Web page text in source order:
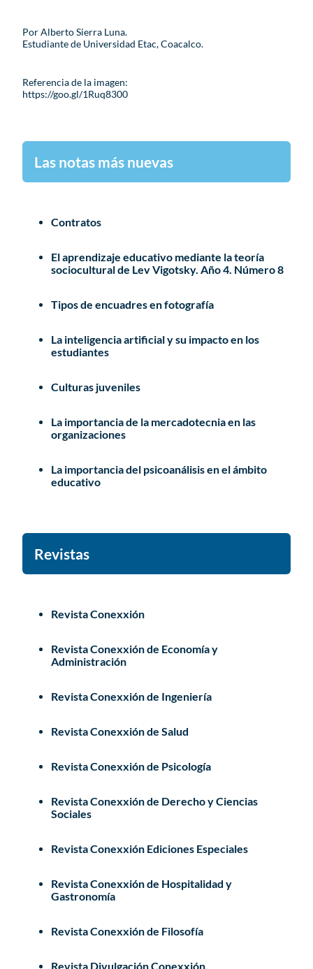
Por Alberto Sierra Luna.
Estudiante de Universidad Etac, Coacalco.
Referencia de la imagen:
https://goo.gl/1Ruq8300
Las notas más nuevas
Contratos
El aprendizaje educativo mediante la teoría
sociocultural de Lev Vigotsky. Año 4. Número 8
Tipos de encuadres en fotografía
La inteligencia artificial y su impacto en los
estudiantes
Culturas juveniles
La importancia de la mercadotecnia en las
organizaciones
La importancia del psicoanálisis en el ámbito
educativo
Revistas
Revista Conexxión
Revista Conexxión de Economía y
Administración
Revista Conexxión de Ingeniería
Revista Conexxión de Salud
Revista Conexxión de Psicología
Revista Conexxión de Derecho y Ciencias
Sociales
Revista Conexxión Ediciones Especiales
Revista Conexxión de Hospitalidad y
Gastronomía
Revista Conexxión de Filosofía
Revista Divulgación Conexxión